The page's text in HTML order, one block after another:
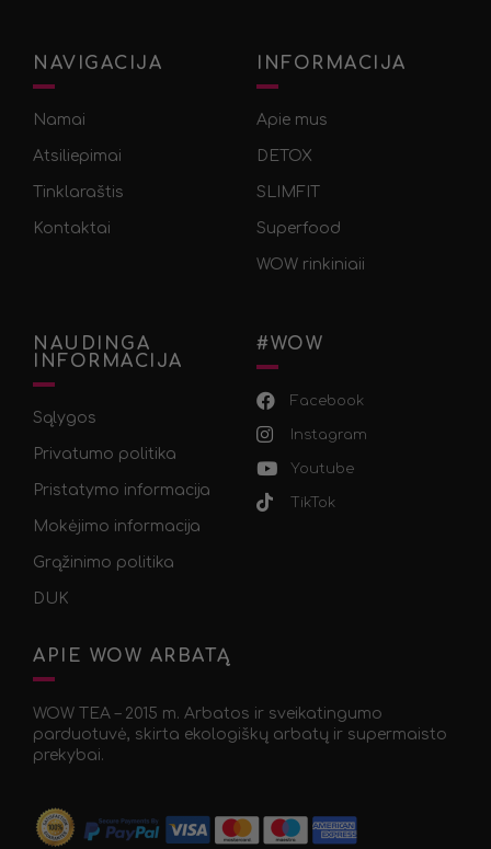
NAVIGACIJA
Namai
Atsiliepimai
Tinklaraštis
Kontaktai
INFORMACIJA
Apie mus
DETOX
SLIMFIT
Superfood
WOW rinkiniaii
NAUDINGA
INFORMACIJA
Sąlygos
Privatumo politika
Pristatymo informacija
Mokėjimo informacija
Grąžinimo politika
DUK
#WOW
Facebook
Instagram
Youtube
TikTok
APIE WOW ARBATĄ
WOW TEA – 2015 m. Arbatos ir sveikatingumo
parduotuvė, skirta ekologiškų arbatų ir supermaisto
prekybai.